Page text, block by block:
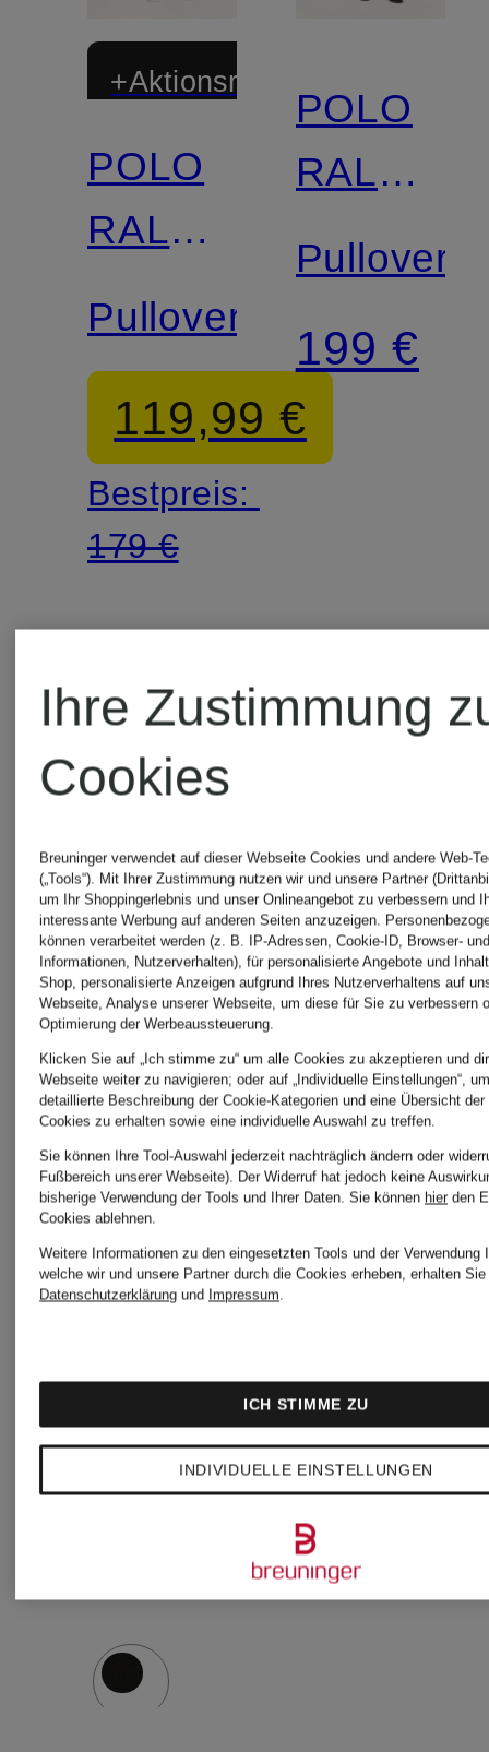
+Aktionsrabatt
POLO
RALPH
LAUREN
Pullover
119,99 €
Bestpreis:
179 €
POLO
RALPH
LAUREN
Pullover
199 €
+Aktionsrabatt
Zertifiziert
POLO
RALPH
LAUREN
Pullover
Bestpreis:
118,99 €
Ursprünglich:
RALPH
LAUREN
Pullover
199 €
Ihre Zustimmung
Cookies
Breuninger verwendet auf dieser Webseite Cookies und andere Web-
(„Tools“). Mit Ihrer Zustimmung nutzen wir und unsere Partner
um Ihr Shoppingerlebnis und unser Onlineangebot zu verbessern und
interessante Werbung auf anderen Seiten anzuzeigen.
können verarbeitet werden (z. B. IP-Adressen, Cookie-ID, Browser-
Informationen, Nutzerverhalten), für personalisierte Angebote und
Shop, personalisierte Anzeigen aufgrund Ihres Nutzerverhaltens auf
Webseite, Analyse unserer Webseite, um diese für Sie zu verbessern
Optimierung der Werbeaussteuerung.
Klicken Sie auf „Ich stimme zu“ um alle Cookies zu akzeptieren und
Webseite weiter zu navigieren; oder auf „Individuelle Einstellungen“,
detaillierte Beschreibung der Cookie-Kategorien und eine Übersicht
Cookies zu erhalten sowie eine individuelle Auswahl zu treffen.
Sie können Ihre Tool-Auswahl jederzeit nachträglich ändern oder
Fußbereich unserer Webseite). Der Widerruf hat jedoch keine
bisherige Verwendung der Tools und Ihrer Daten. Sie können hier den
Cookies ablehnen.
Weitere Informationen zu den eingesetzten Tools und der Verwendung
welche wir und unsere Partner durch die Cookies erheben, erhalten
Datenschutzerklärung und Impressum.
INDIVIDUELLE EINSTELLUNGEN
ICH STIMME ZU